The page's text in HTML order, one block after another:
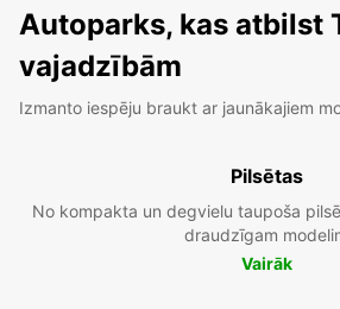
Autoparks, kas atbilst
vajadzībām
Izmanto iespēju braukt ar jaunākajiem
Pilsētas
No kompakta un degvielu taupoša
draudzīgam
Vairāk